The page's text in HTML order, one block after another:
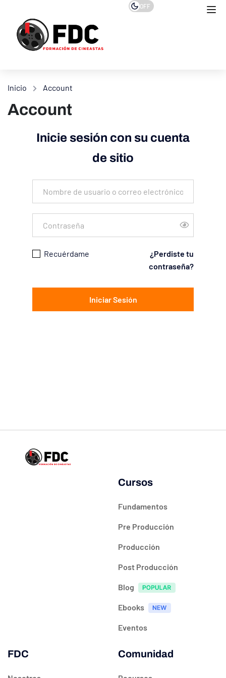
OFF
Inicio Account
Account
Inicie sesión con su cuenta
de sitio
¿Perdiste tu
contraseña?
Recuérdame
Cursos
Fundamentos
Pre Producción
Producción
Post Producción
Blog
Ebooks
Eventos
FDC Comunidad